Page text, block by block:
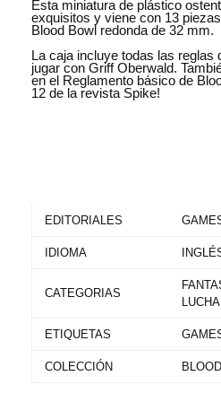
Esta miniatura de plástico
exquisitos y viene con 13
Blood Bowl redonda de 32 mm.
La caja incluye todas las reglas
jugar con Griff Oberwald.
en el Reglamento básico de
12 de la revista Spike!
EDITORIALES
IDIOMA
CATEGORIAS
LUCHA
ETIQUETAS
COLECCIÓN